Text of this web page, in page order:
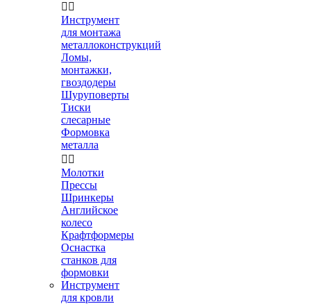
 
Инструмент
для монтажа
металлоконструкций
Ломы,
монтажки,
гвоздодеры
Шуруповерты
Тиски
слесарные
Формовка
металла
 
Молотки
Прессы
Шринкеры
Английское
колесо
Крафтформеры
Оснастка
станков для
формовки
Инструмент
для кровли